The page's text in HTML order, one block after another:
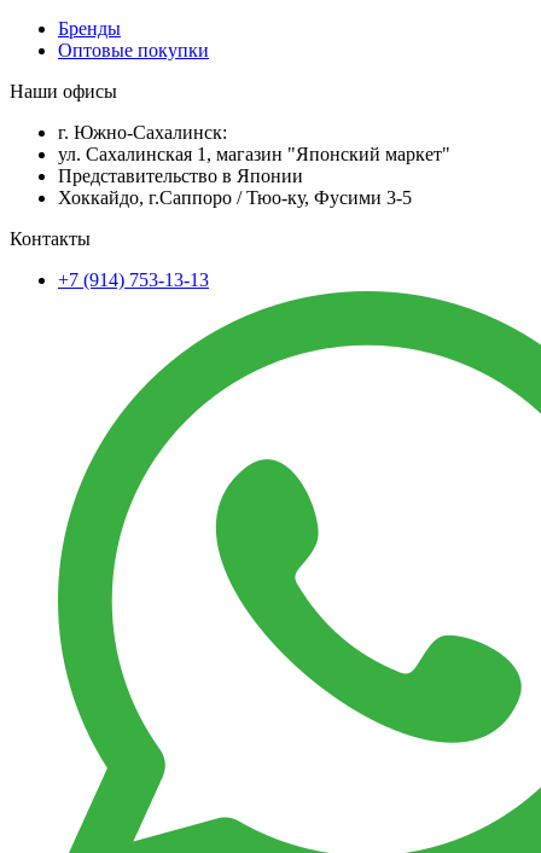
Бренды
Оптовые покупки
Наши офисы
г. Южно-Сахалинск:
ул. Сахалинская 1, магазин "Японский маркет"
Представительство в Японии
Хоккайдо, г.Саппоро / Тюо-ку, Фусими 3-5
Контакты
+7 (914) 753-13-13